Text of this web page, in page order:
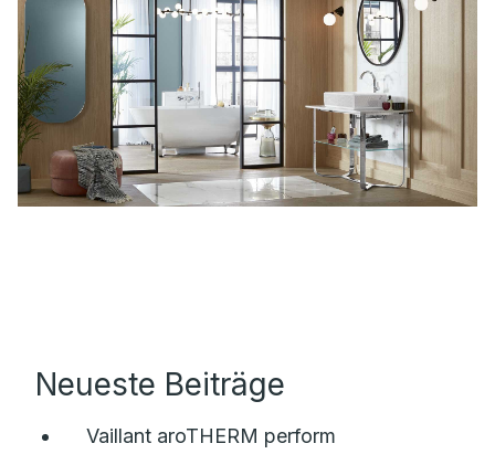
Neueste Beiträge
Vaillant aroTHERM perform